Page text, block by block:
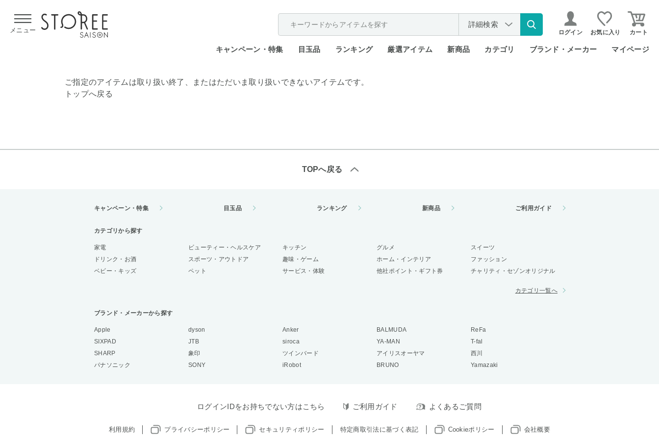
メニュー
詳細検索
ログイン お気に入り カート
キャンペーン・特集 目玉品 ランキング 厳選アイテム 新商品 カテゴリ ブランド・メーカー マイページ
ご指定のアイテムは取り扱い終了、またはただいま取り扱いできないアイテムです。
トップへ戻る
TOPへ戻る
キャンペーン・特集 目玉品 ランキング 新商品 ご利用ガイド
カテゴリから探す
家電 ビューティー・ヘルスケア キッチン グルメ
スイーツ
ドリンク・お酒
スポーツ・アウトドア 趣味・ゲーム ホーム・インテリア
ファッション
ベビー・キッズ
ペット サービス・体験 他社ポイント・ギフト券 チャリティ・セゾンオリジナル
カテゴリ一覧へ
ブランド・メーカーから探す
Apple dyson Anker BALMUDA
ReFa
SIXPAD
JTB siroca YA-MAN
T-fal
SHARP
象印 ツインバード アイリスオーヤマ
西川
パナソニック
SONY iRobot BRUNO Yamazaki
ログインIDをお持ちでない方はこちら ご利用ガイド よくあるご質問
利用規約 プライバシーポリシー セキュリティポリシー 特定商取引法に基づく表記 Cookieポリシー 会社概要